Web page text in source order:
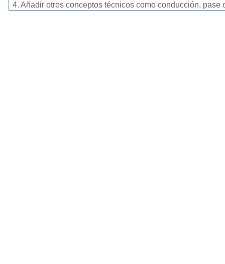
4. Añadir otros conceptos técnicos como conducción, pase